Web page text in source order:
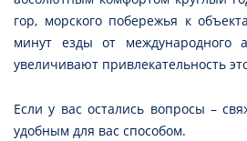
гор, морского побережья к
минут езды от международного
увеличивают привлекательность
Если у вас остались вопросы –
удобным для вас способом.